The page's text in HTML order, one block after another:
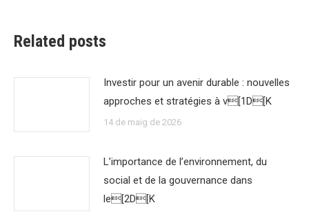
Related posts
Investir pour un avenir durable : nouvelles
approches et stratégies à v[1D[K
14 de maig de 2026
L’importance de l’environnement, du
social et de la gouvernance dans
le[2D[K